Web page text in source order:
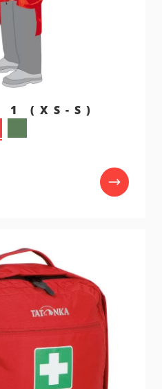
1 (XS-S)